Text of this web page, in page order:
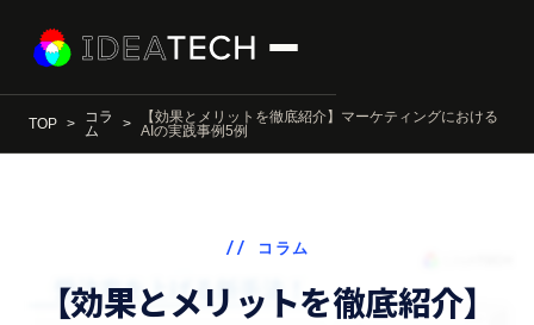
TOP
コラ
ム
【効果とメリットを徹底紹介】マーケティングにおける
AIの実践事例5例
// コラム
【効果とメリットを徹底紹介】